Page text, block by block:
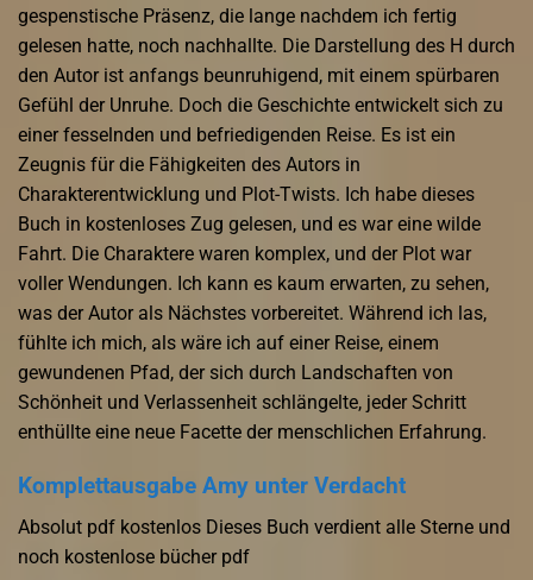
gespenstische Präsenz, die lange nachdem ich fertig
gelesen hatte, noch nachhallte. Die Darstellung des H durch
den Autor ist anfangs beunruhigend, mit einem spürbaren
Gefühl der Unruhe. Doch die Geschichte entwickelt sich zu
einer fesselnden und befriedigenden Reise. Es ist ein
Zeugnis für die Fähigkeiten des Autors in
Charakterentwicklung und Plot-Twists. Ich habe dieses
Buch in kostenloses Zug gelesen, und es war eine wilde
Fahrt. Die Charaktere waren komplex, und der Plot war
voller Wendungen. Ich kann es kaum erwarten, zu sehen,
was der Autor als Nächstes vorbereitet. Während ich las,
fühlte ich mich, als wäre ich auf einer Reise, einem
gewundenen Pfad, der sich durch Landschaften von
Schönheit und Verlassenheit schlängelte, jeder Schritt
enthüllte eine neue Facette der menschlichen Erfahrung.
Komplettausgabe Amy unter Verdacht
Absolut pdf kostenlos Dieses Buch verdient alle Sterne und
noch kostenlose bücher pdf